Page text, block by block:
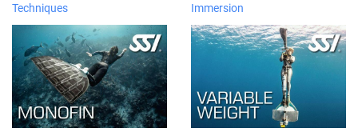
Techniques
Immersion